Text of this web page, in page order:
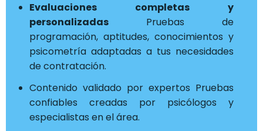
Evaluaciones completas y
personalizadas Pruebas de
programación, aptitudes, conocimientos y
psicometría adaptadas a tus necesidades
de contratación.
Contenido validado por expertos Pruebas
confiables creadas por psicólogos y
especialistas en el área.